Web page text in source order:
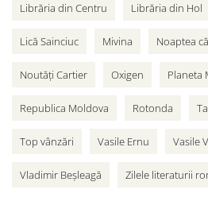
Librăria din Centru Librăria din Hol
Lică Sainciuc Mivina Noaptea
Noutăți Cartier Oxigen Planeta
Republica Moldova Rotonda
Top vânzări Vasile Ernu Vasile
Vladimir Beșleagă Zilele literaturii